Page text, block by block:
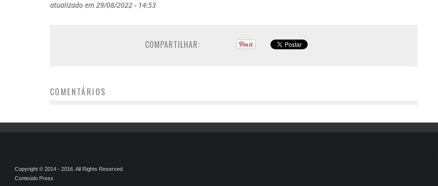
atualizado em 29/08/2022 - 14:53
COMPARTILHAR:
COMENTÁRIOS
Copyright © 2014 - 2016. All Rights Reserved.
Conteúdo Press